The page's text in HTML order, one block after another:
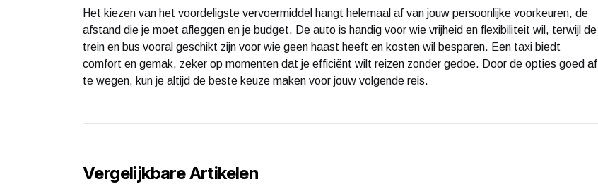
Het kiezen van het voordeligste vervoermiddel hangt helemaal af van jouw persoonlijke voorkeuren, de
afstand die je moet afleggen en je budget. De auto is handig voor wie vrijheid en flexibiliteit wil, terwijl de
trein en bus vooral geschikt zijn voor wie geen haast heeft en kosten wil besparen. Een taxi biedt
comfort en gemak, zeker op momenten dat je efficiënt wilt reizen zonder gedoe. Door de opties goed af
te wegen, kun je altijd de beste keuze maken voor jouw volgende reis.
Vergelijkbare Artikelen